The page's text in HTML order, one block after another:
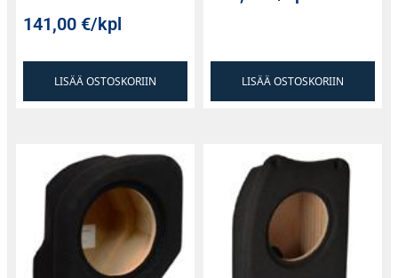
141,00€/kpl
LISÄÄ OSTOSKORIIN LISÄÄ OSTOSKORIIN